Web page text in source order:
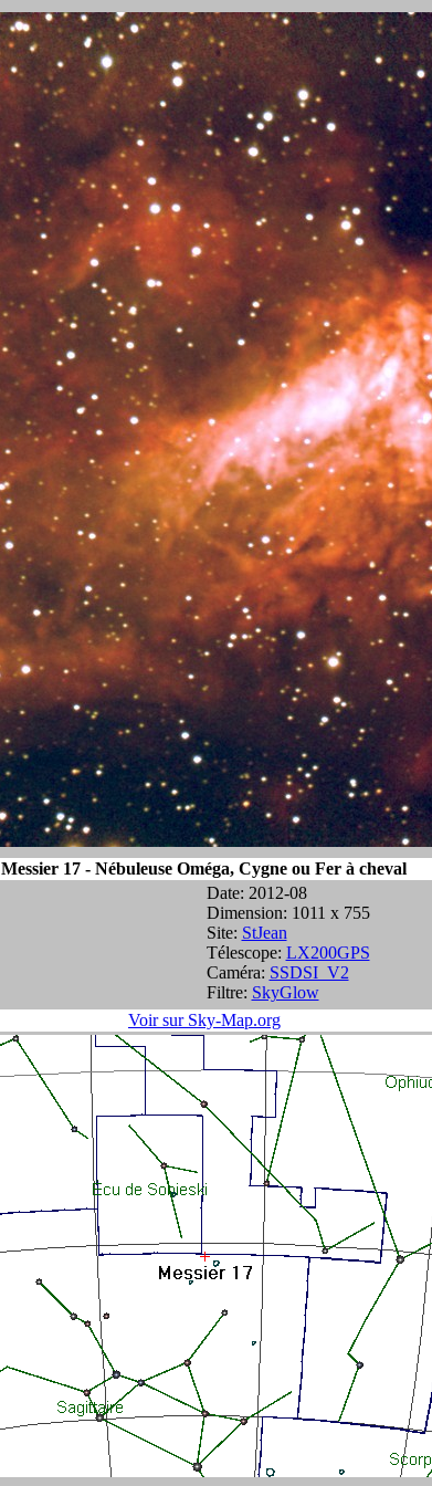
Messier 17 - Nébuleuse Oméga, Cygne ou Fer à cheval
Date: 2012-08
Dimension: 1011 x 755
Site: StJean
Télescope: LX200GPS
Caméra: SSDSI_V2
Filtre: SkyGlow
Voir sur Sky-Map.org